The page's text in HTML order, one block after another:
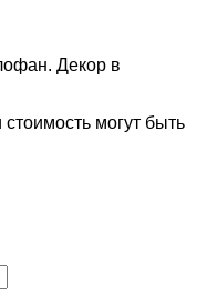
Декор в
могут быть